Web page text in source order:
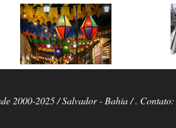
2000-2025 / Salvador - Bahia / .